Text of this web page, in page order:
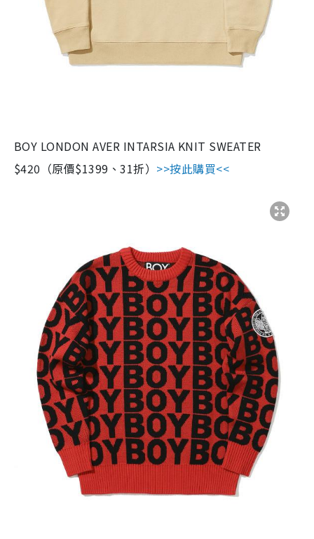
BOY LONDON AVER INTARSIA KNIT SWEATER
$420（原價$1399、31折） >>按此購買<<